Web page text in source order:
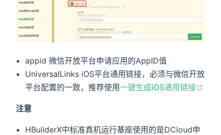
appid 微信开放平台申请应用的AppID值
UniversalLinks iOS平台通用链接，必须与微信开放
平台配置的一致，推荐使用一键生成iOS通用链接
注意
HBuilderX中标准真机运行基座使用的是DCloud申